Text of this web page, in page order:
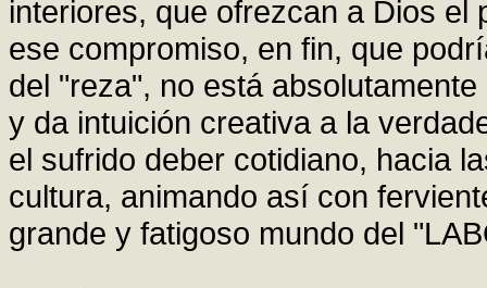
interiores, que ofrezcan a Dios
ese compromiso, en fin, que
del "reza", no está
y da intuición creativa a la
el sufrido deber cotidiano, hacia
cultura, animando así con
grande y fatigoso mundo del